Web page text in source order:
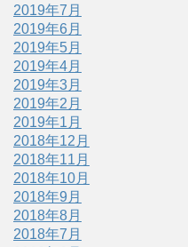
2019年7月
2019年6月
2019年5月
2019年4月
2019年3月
2019年2月
2019年1月
2018年12月
2018年11月
2018年10月
2018年9月
2018年8月
2018年7月